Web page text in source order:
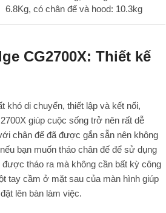
6.8Kg, có chân đế và hood: 10.3kg
CG2700X: Thiết kế
khó di chuyển, thiết lập và kết nối,
giúp cuộc sống trở nên rất dễ
chân đế đã được gắn sẵn nên không
bạn muốn tháo chân đế để sử dụng
tháo ra mà không cần bất kỳ công
tay cầm ở mặt sau của màn hình giúp
lên bàn làm việc.